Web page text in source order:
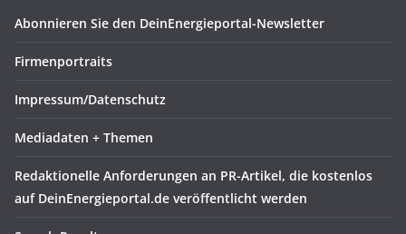
Abonnieren Sie den DeinEnergieportal-Newsletter
Firmenportraits
Impressum/Datenschutz
Mediadaten + Themen
Redaktionelle Anforderungen an PR-Artikel, die kostenlos
auf DeinEnergieportal.de veröffentlicht werden